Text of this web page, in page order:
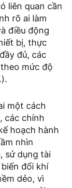
liên quan cần
rõ ai làm
điều động
bị, thực
đủ, các
mức độ
một cách
các chính
hoạch hành
nhìn
sử dụng tài
đổi khí
dẻo, vì